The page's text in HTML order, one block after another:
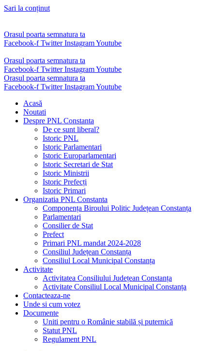
Sari la conținut
Orasul poarta semnatura ta
Facebook-f Twitter InstagramYoutube
Orasul poarta semnatura ta
Facebook-f Twitter InstagramYoutube
Orasul poarta semnatura ta
Facebook-f Twitter InstagramYoutube
Acasă
Noutati
Despre PNL Constanta
De ce sunt liberal?
Istoric PNL
Istoric Parlamentari
Istoric Europarlamentari
Istoric Secretari de Stat
Istoric Ministrii
Istoric Prefecți
Istoric Primari
Organizatia PNL Constanta
Componența Biroului Politic Județean Constanța
Parlamentari
Consilier de Stat
Prefect
Primari PNL mandat 2024-2028
Consiliul Județean Constanța
Consiliul Local Municipal Constanța
Activitate
Activitatea Consiliului Județean Constanța
Activitate Consiliul Local Municipal Constanța
Contacteaza-ne
Unde si cum votez
Documente
Uniti pentru o Românie stabilă și puternică
Statut PNL
Regulament PNL